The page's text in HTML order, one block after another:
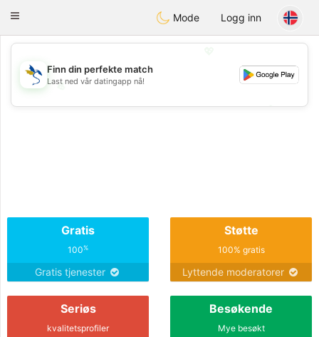
SvenskaDating
Toggle
Mode Logg inn
💖
💕
Finn din perfekte match
Last ned vår datingapp nå!
Gratis
100%
Gratis tjenester
Støtte
100% gratis
Lyttende moderatorer
Seriøs
kvalitetsprofiler
Besøkende
Mye besøkt